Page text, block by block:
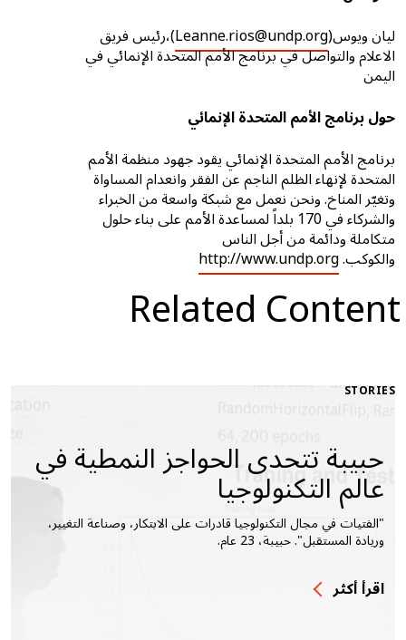
ليان ويوس(Leanne.rios@undp.org)،رئيس فريق
الاعلام والتواصل في برنامج الأمم المتحدة الإنمائي في
اليمن
حول برنامج الأمم المتحدة الإنمائي
برنامج الأمم المتحدة الإنمائي يقود جهود منظمة الأمم
المتحدة لإنهاء الظلم الناجم عن الفقر وانعدام المساواة
وتغيّر المناخ. ونحن نعمل مع شبكة واسعة من الخبراء
والشركاء في 170 بلداً لمساعدة الأمم على بناء حلول
متكاملة ودائمة من أجل الناس
والكوكب.http://www.undp.org
Related Content
STORIES
حبيبة تتحدى الحواجز النمطية في
عالم التكنولوجيا
"الفتيات في مجال التكنولوجيا قادرات على الابتكار، وصناعة التغيير،
وريادة المستقبل". حبيبة، 23 عام.
اقرأ أكثر